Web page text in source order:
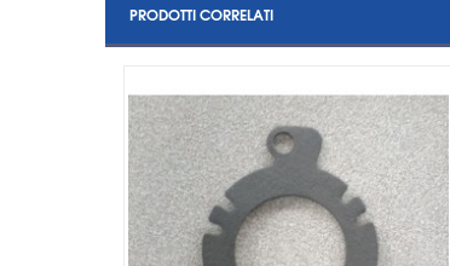
PRODOTTI CORRELATI